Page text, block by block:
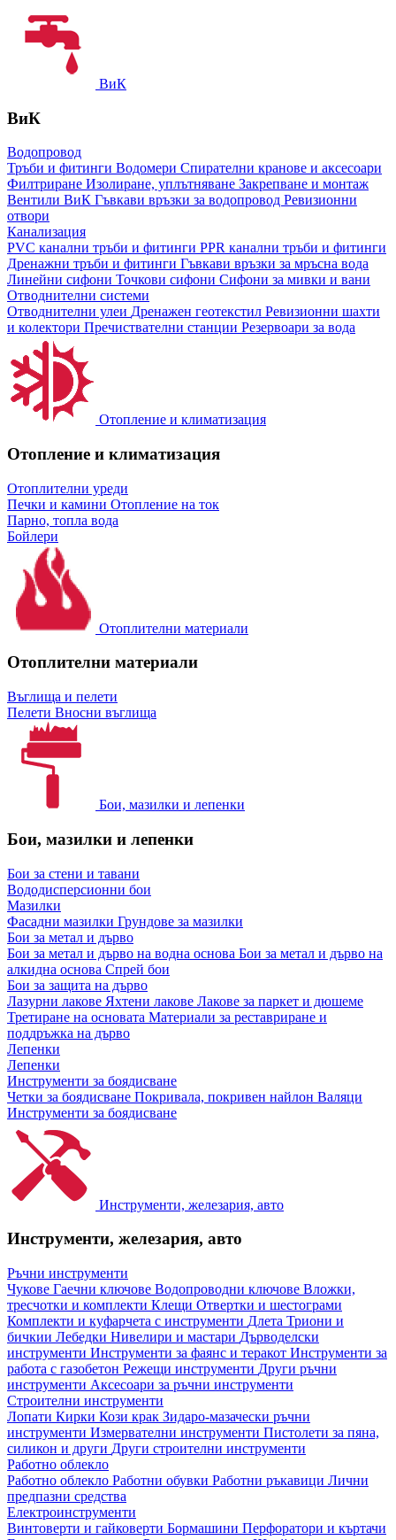
ВиК
ВиК
Водопровод
Тръби и фитинги Водомери Спирателни кранове и аксесоари
Филтриране Изолиране, уплътняване Закрепване и монтаж
Вентили ВиК Гъвкави връзки за водопровод Ревизионни
отвори
Канализация
PVC канални тръби и фитинги PPR канални тръби и фитинги
Дренажни тръби и фитинги Гъвкави връзки за мръсна вода
Линейни сифони Точкови сифони Сифони за мивки и вани
Отводнителни системи
Отводнителни улеи Дренажен геотекстил Ревизионни шахти
и колектори Пречиствателни станции Резервоари за вода
Отопление и климатизация
Отопление и климатизация
Отоплителни уреди
Печки и камини Отопление на ток
Парно, топла вода
Бойлери
Отоплителни материали
Отоплителни материали
Въглища и пелети
Пелети Вносни въглища
Бои, мазилки и лепенки
Бои, мазилки и лепенки
Бои за стени и тавани
Вододисперсионни бои
Мазилки
Фасадни мазилки Грундове за мазилки
Бои за метал и дърво
Бои за метал и дърво на водна основа Бои за метал и дърво на
алкидна основа Спрей бои
Бои за защита на дърво
Лазурни лакове Яхтени лакове Лакове за паркет и дюшеме
Третиране на основата Материали за реставриране и
поддръжка на дърво
Лепенки
Лепенки
Инструменти за боядисване
Четки за боядисване Покривала, покривен найлон Валяци
Инструменти за боядисване
Инструменти, железария, авто
Инструменти, железария, авто
Ръчни инструменти
Чукове Гаечни ключове Водопроводни ключове Вложки,
тресчотки и комплекти Клещи Отвертки и шестограми
Комплекти и куфарчета с инструменти Длета Триони и
бичкии Лебедки Нивелири и мастари Дърводелски
инструменти Инструменти за фаянс и теракот Инструменти за
работа с газобетон Режещи инструменти Други ръчни
инструменти Аксесоари за ръчни инструменти
Строителни инструменти
Лопати Кирки Кози крак Зидаро-мазачески ръчни
инструменти Измервателни инструменти Пистолети за пяна,
силикон и други Други строителни инструменти
Работно облекло
Работно облекло Работни обувки Работни ръкавици Лични
предпазни средства
Електроинструменти
Винтоверти и гайковерти Бормашини Перфоратори и къртачи